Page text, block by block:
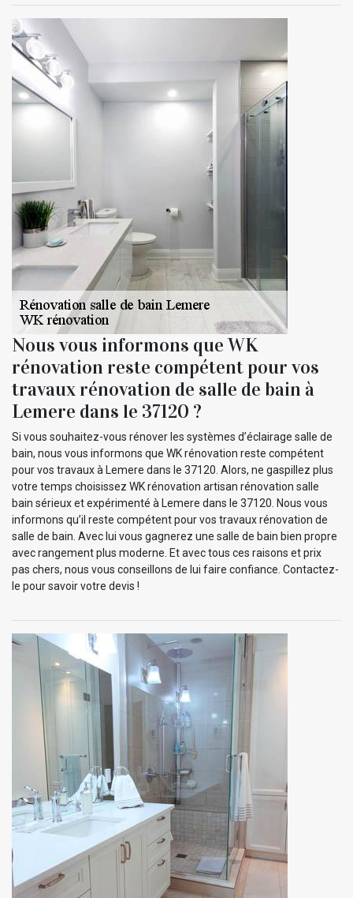
Nous vous informons que WK
rénovation reste compétent pour vos
travaux rénovation de salle de bain à
Lemere dans le 37120 ?
Si vous souhaitez-vous rénover les systèmes d’éclairage salle de
bain, nous vous informons que WK rénovation reste compétent
pour vos travaux à Lemere dans le 37120. Alors, ne gaspillez plus
votre temps choisissez WK rénovation artisan rénovation salle
bain sérieux et expérimenté à Lemere dans le 37120. Nous vous
informons qu’il reste compétent pour vos travaux rénovation de
salle de bain. Avec lui vous gagnerez une salle de bain bien propre
avec rangement plus moderne. Et avec tous ces raisons et prix
pas chers, nous vous conseillons de lui faire confiance. Contactez-
le pour savoir votre devis !